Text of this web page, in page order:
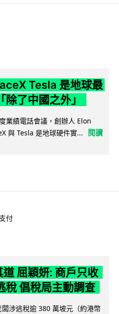
Tesla 是地球最
了中國之外」
業績電話會議，創辦人 Elon
與 Tesla 是地球硬件實...
閱讀
付
屈穎妍: 商戶只收
稅 倡稅局主動調查
涉逃稅逾 380 萬坡元（約港幣